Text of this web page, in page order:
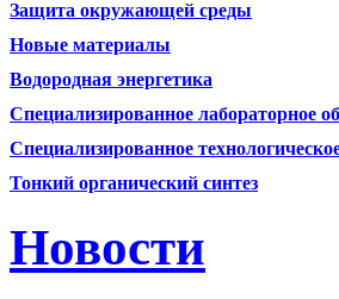
Защита окружающей среды
Новые материалы
Водородная энергетика
Специализированное лабораторное
Специализированное
Тонкий органический синтез
Новости